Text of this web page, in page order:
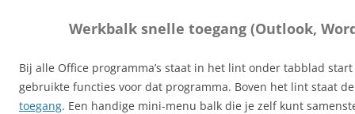
Werkbalk snelle toegang (Outlook,
Bij alle Office programma’s staat in het lint onder tabblad
gebruikte functies voor dat programma. Boven het lint staat
toegang. Een handige mini-menu balk die je zelf kunt